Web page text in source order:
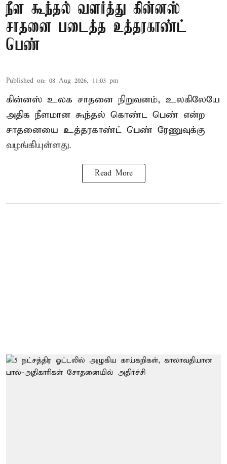
நீள கூந்தல் வளர்த்து கின்னஸ்
சாதனை படைத்த உத்தரகாண்ட்
பெண்
Published on: 08 Aug 2026, 11:03 pm
கின்னஸ் உலக சாதனை நிறுவனம், உலகிலேயே
அதிக நீளமான கூந்தல் கொண்ட பெண் என்ற
சாதனையை உத்தரகாண்ட் பெண் ரேணுவுக்கு
வழங்கியுள்ளது.
Read More